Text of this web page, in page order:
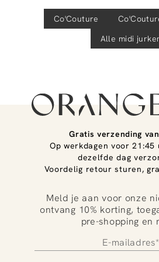
Co'Couture
Alle midi
Gratis verzending
Op werkdagen voor 21:45
dezelfde dag
Voordelig retour sturen,
Meld je aan voor onze
ontvang 10% korting,
pre-shopping en